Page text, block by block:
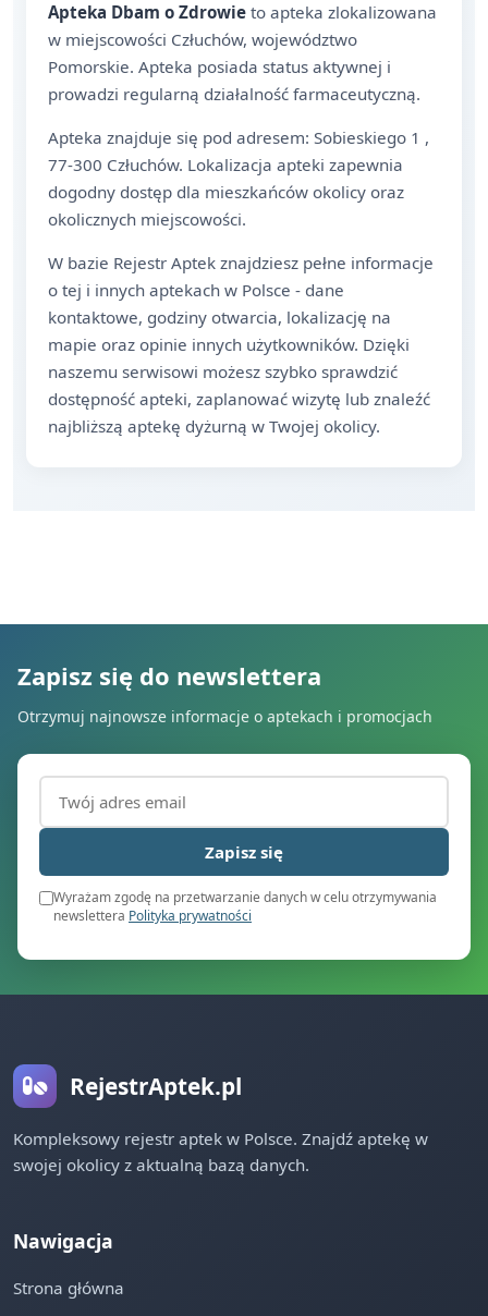
Apteka Dbam o Zdrowie to apteka zlokalizowana
w miejscowości Człuchów, województwo
Pomorskie. Apteka posiada status aktywnej i
prowadzi regularną działalność farmaceutyczną.
Apteka znajduje się pod adresem: Sobieskiego 1 ,
77-300 Człuchów. Lokalizacja apteki zapewnia
dogodny dostęp dla mieszkańców okolicy oraz
okolicznych miejscowości.
W bazie Rejestr Aptek znajdziesz pełne informacje
o tej i innych aptekach w Polsce - dane
kontaktowe, godziny otwarcia, lokalizację na
mapie oraz opinie innych użytkowników. Dzięki
naszemu serwisowi możesz szybko sprawdzić
dostępność apteki, zaplanować wizytę lub znaleźć
najbliższą aptekę dyżurną w Twojej okolicy.
Zapisz się do newslettera
Otrzymuj najnowsze informacje o aptekach i promocjach
Adres email (wymagany)
Zapisz się
Wyrażam zgodę na przetwarzanie danych w celu otrzymywania
newslettera Polityka prywatności
RejestrAptek.pl
Kompleksowy rejestr aptek w Polsce. Znajdź aptekę w
swojej okolicy z aktualną bazą danych.
Nawigacja
Strona główna